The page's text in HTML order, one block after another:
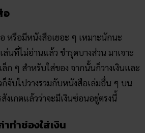
อ
หรือมีหนังสือเยอะ ๆ เหมาะนักนะ
นที่ไม่อ่านแล้ว ชำรุดบางส่วน มาเจาะ
ก ๆ สำหรับใส่ของ จากนั้นก็วางเงินและ
ก็จับไปวางรวมกับหนังสือเล่มอื่น ๆ บน
งเกตแล้วว่าจะมีเงินซ่อนอยู่ตรงนี้
ทำช่องใส่เงิน